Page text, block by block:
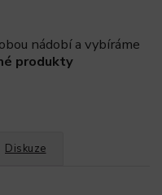
nádobí a vybíráme
produkty
Diskuze